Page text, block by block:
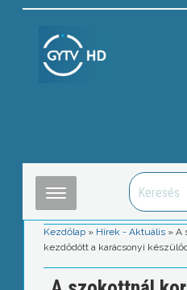
Kezdőlap » Hírek - Aktuális »A
kezdődött a karácsonyi